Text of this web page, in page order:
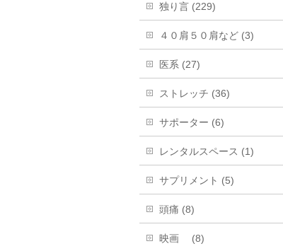
独り言 (229)
４０肩５０肩など (3)
医系 (27)
ストレッチ (36)
サポーター (6)
レンタルスペース (1)
サプリメント (5)
頭痛 (8)
映画 (8)